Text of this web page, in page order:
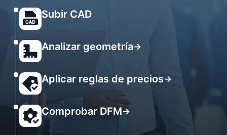
Subir CAD
Analizar geometría→
Aplicar reglas de precios→
Comprobar DFM→